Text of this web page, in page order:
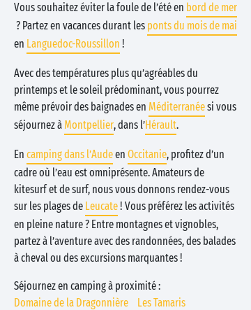
Vous souhaitez éviter la foule de l’été en bord de mer
? Partez en vacances durant les ponts du mois de mai
en Languedoc-Roussillon !
Avec des températures plus qu’agréables du
printemps et le soleil prédominant, vous pourrez
même prévoir des baignades en Méditerranéesi vous
séjournez à Montpellier, dans l’Hérault.
En camping dans l’Audeen Occitanie, profitez d’un
cadre où l’eau est omniprésente. Amateurs de
kitesurf et de surf, nous vous donnons rendez-vous
sur les plages de Leucate! Vous préférez les activités
en pleine nature ? Entre montagnes et vignobles,
partez à l’aventure avec des randonnées, des balades
à cheval ou des excursions marquantes !
Séjournez en camping à proximité :
Domaine de la Dragonnière
Les Tamaris